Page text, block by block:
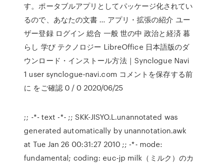
す。ポータブルアプリとしてパッケージ化されてい
るので、あなたの文書 … アプリ・拡張の紹介 ユー
ザー登録 ログイン 総合 一般 世の中 政治と経済 暮
らし 学び テクノロジー LibreOffice 日本語版のダ
ウンロード・インストール方法｜Synclogue Navi
1 user synclogue-navi.com コメントを保存する前
に をご確認 0 / 0 2020/06/25
;; -*- text -*- ;; SKK-JISYO.L.unannotated was
generated automatically by unannotation.awk
at Tue Jan 26 00:31:27 2010 ;; -*- mode:
fundamental; coding: euc-jp milk（ミルク）のカ